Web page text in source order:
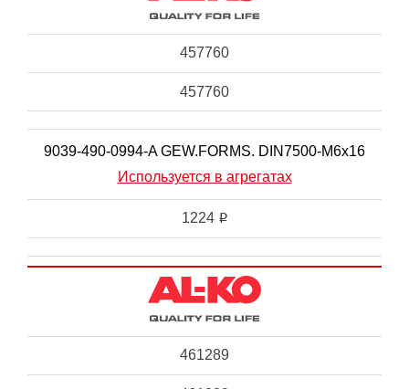
457760
457760
9039-490-0994-A GEW.FORMS. DIN7500-M6x16
Используется в агрегатах
1224 i
461289